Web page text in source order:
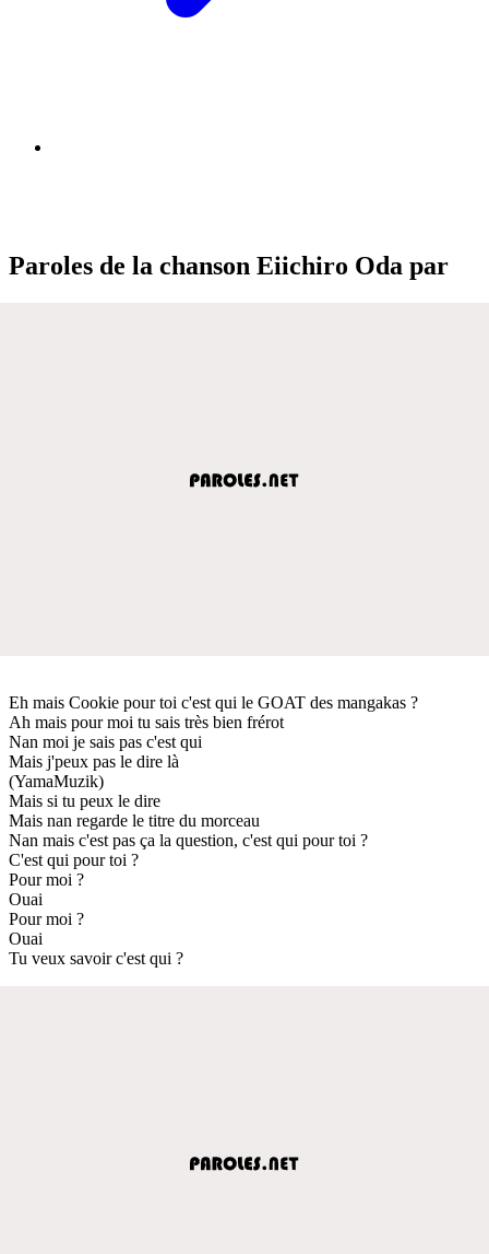
Paroles de la chanson Eiichiro Oda par
Eh mais Cookie pour toi c'est qui le GOAT des mangakas ?
Ah mais pour moi tu sais très bien frérot
Nan moi je sais pas c'est qui
Mais j'peux pas le dire là
(YamaMuzik)
Mais si tu peux le dire
Mais nan regarde le titre du morceau
Nan mais c'est pas ça la question, c'est qui pour toi ?
C'est qui pour toi ?
Pour moi ?
Ouai
Pour moi ?
Ouai
Tu veux savoir c'est qui ?